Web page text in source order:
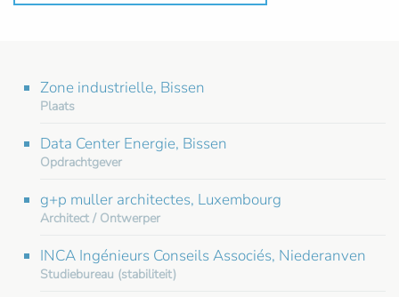
Zone industrielle, Bissen
Plaats
Data Center Energie, Bissen
Opdrachtgever
g+p muller architectes, Luxembourg
Architect / Ontwerper
INCA Ingénieurs Conseils Associés, Niederanven
Studiebureau (stabiliteit)